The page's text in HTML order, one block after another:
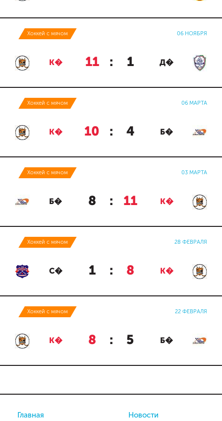
Хоккей с мячом 06 НОЯБРЯ
К� 11 : 1 Д�
Хоккей с мячом 06 МАРТА
К� 10 : 4 Б�
Хоккей с мячом 03 МАРТА
Б� 8 : 11 К�
Хоккей с мячом 28 ФЕВРАЛЯ
С� 1 : 8 К�
Хоккей с мячом 22 ФЕВРАЛЯ
К� 8 : 5 Б�
Главная Новости